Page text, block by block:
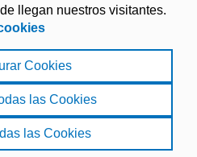
llegan nuestros visitantes.
Cookies
las Cookies
las Cookies
de Albondón